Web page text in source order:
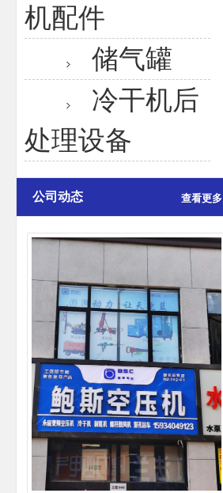
机配件
储气罐
冷干机后
处理设备
公司动态 查看更多